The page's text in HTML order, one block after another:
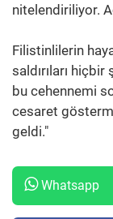
nitelendiriliyor.
Filistinlilerin
saldırıları
bu cehennemi
cesaret
geldi."
Whatsapp